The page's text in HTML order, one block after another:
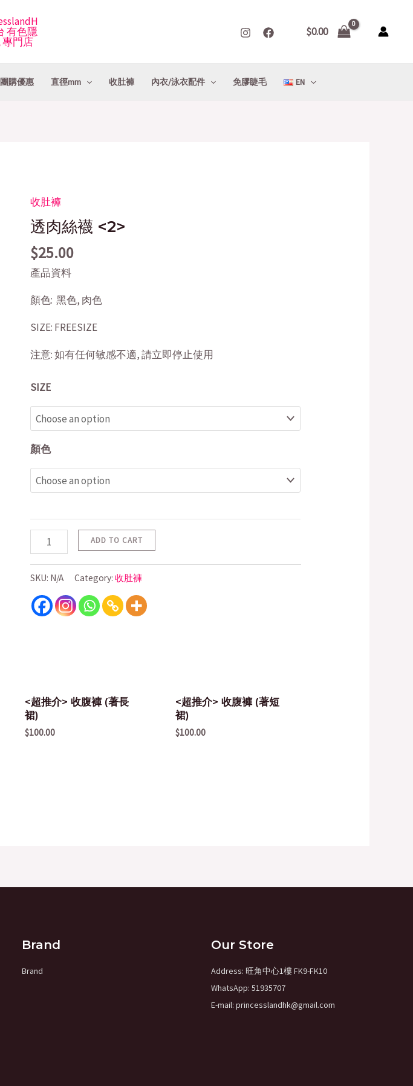
$0.00
團購優惠 直徑mm 收肚褲 內衣/泳衣配件 免膠睫毛 EN
收肚褲
透肉絲襪 <2>
$25.00
產品資料
顏色: 黑色, 肉色
SIZE: FREESIZE
注意: 如有任何敏感不適, 請立即停止使用
SIZE
顏色
透
肉
襪
quantity
ADD TO CART
SKU: N/A Category: 收肚褲
<超推介> 收腹褲 (著長
裙)
$100.00
<超推介> 收腹褲 (著短
裙)
$100.00
Brand
Brand
Our Store
Address: 旺角中心1樓 FK9-FK10
WhatsApp: 51935707
E-mail: princesslandhk@gmail.com